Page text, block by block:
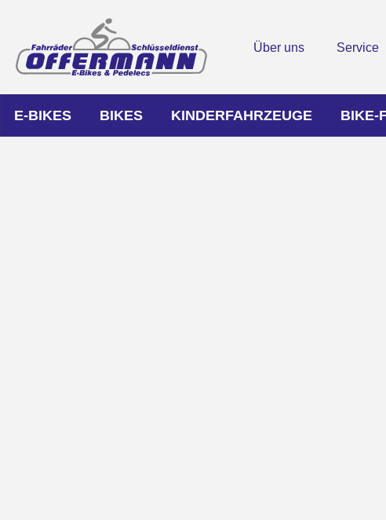
Über uns Service
E-BIKES BIKES KINDERFAHRZEUGE BIKE-